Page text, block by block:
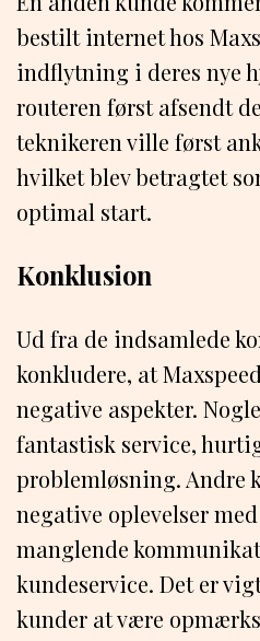
bestilt internet hos
indflytning i deres nye
routeren først afsendt
teknikeren ville først
hvilket blev betragtet
optimal start.
Konklusion
Ud fra de indsamlede
konkludere, at
negative aspekter.
fantastisk service,
problemløsning. Andre
negative oplevelser
manglende
kundeservice. Det er
kunder at være